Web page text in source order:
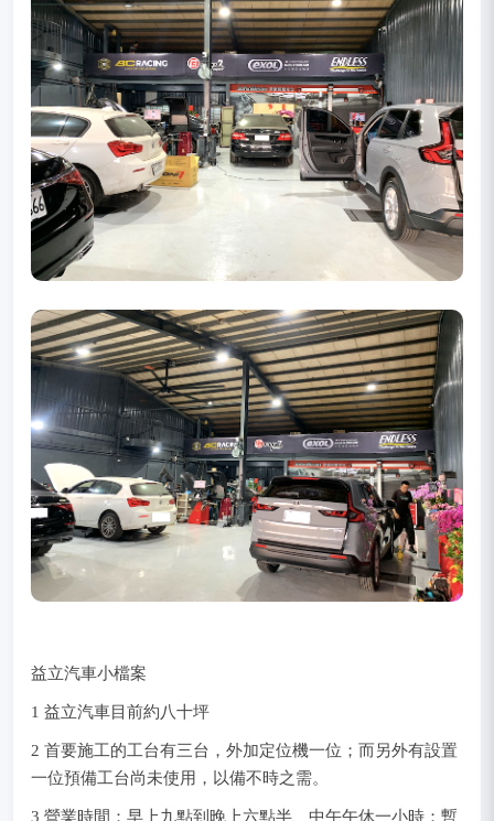
益立汽車小檔案
1 益立汽車目前約八十坪
2 首要施工的工台有三台，外加定位機一位；而另外有設置
一位預備工台尚未使用，以備不時之需。
3 營業時間：早上九點到晚上六點半、中午午休一小時；暫